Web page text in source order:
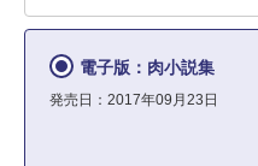
電子版：肉小説集
発売日：2017年09月23日